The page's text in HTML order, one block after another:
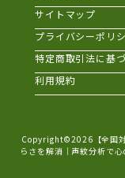
サイトマップ
プライバシーポリ
特定商取引法に基
利用規約
Copyright©2026 【全
らさを解消｜声紋分析で